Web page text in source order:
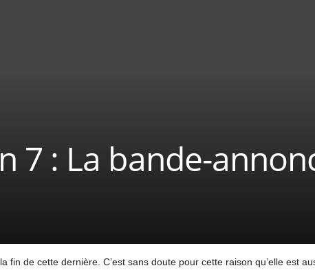
7 : La bande-
fin de cette dernière. C’est sans doute pour cette raison qu’elle est